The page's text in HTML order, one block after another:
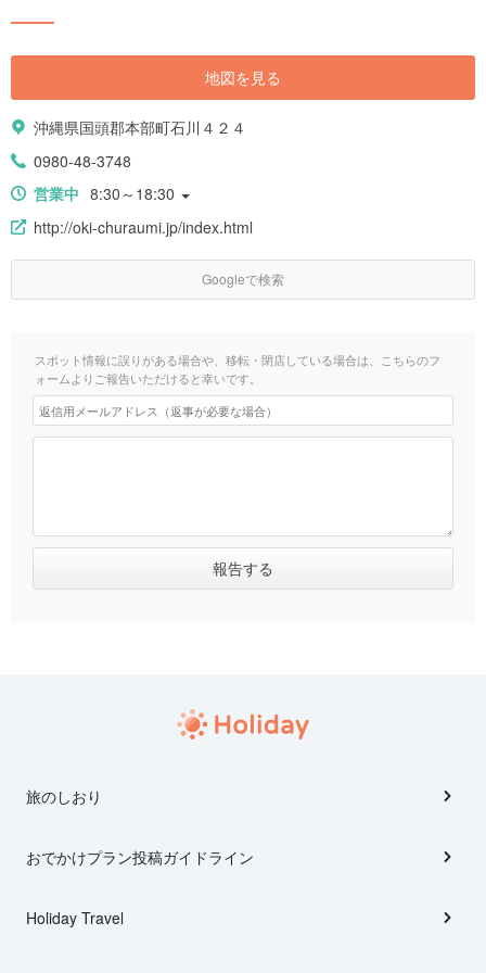
地図を見る
沖縄県国頭郡本部町石川４２４
0980-48-3748
営業中 8:30～18:30
http://oki-churaumi.jp/index.html
Googleで検索
スポット情報に誤りがある場合や、移転・閉店している場合は、こちらのフ
ォームよりご報告いただけると幸いです。
旅のしおり
おでかけプラン投稿ガイドライン
Holiday Travel